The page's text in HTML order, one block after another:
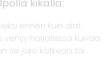
kikalla:
ennen kuin alat
venyy harjatessa kuivaa
se joko katkeaa tai